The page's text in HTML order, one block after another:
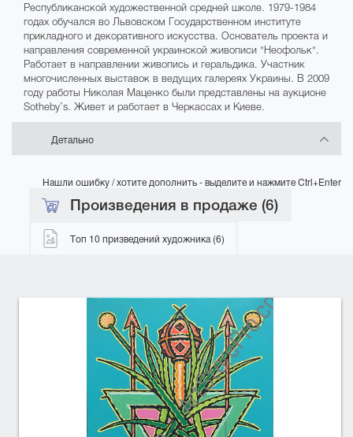
Республиканской художественной средней школе. 1979-1984
годах обучался во Львовском Государственном институте
прикладного и декоративного искусства. Основатель проекта и
направления современной украинской живописи "Неофольк".
Работает в направлении живопись и геральдика. Участник
многочисленных выставок в ведущих галереях Украины. В 2009
году работы Николая Маценко были представлены на аукционе
Sotheby’s. Живет и работает в Черкассах и Киеве.
Детально
Нашли ошибку / хотите дополнить - выделите и нажмите Ctrl+Enter
Произведения в продаже (6)
Топ 10 призведений художника (6)